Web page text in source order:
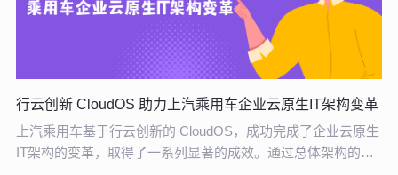
行云创新 CloudOS 助力上汽乘用车企业云原生IT架构变革
上汽乘用车基于行云创新的 CloudOS，成功完成了企业云原生
IT架构的变革，取得了一系列显著的成效。通过总体架构的调